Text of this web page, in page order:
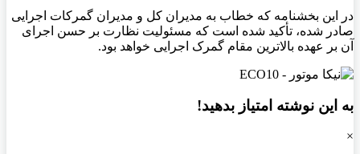
در این بخشنامه که خطاب به مدیران کل و مدیران گمرکات اجرایی
صادر شده، تأکید شده است که مسئولیت نظارت بر حسن اجرای
آن بر عهده بالاترین مقام گمرک اجرایی خواهد بود.
به این نوشته امتیاز بدهید!
×